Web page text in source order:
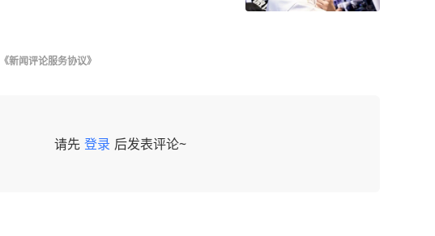
《新闻评论服务协议》
请先 登录 后发表评论~